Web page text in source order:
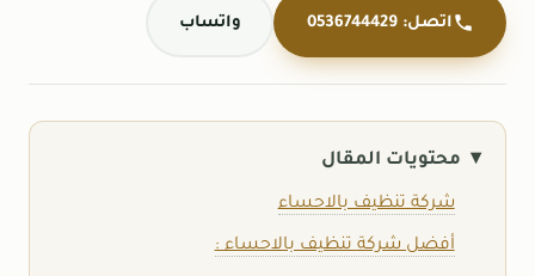
اتصل: 0536744429 واتساب
محتويات المقال
شركة تنظيف بالاحساء
أفضل شركة تنظيف بالاحساء :